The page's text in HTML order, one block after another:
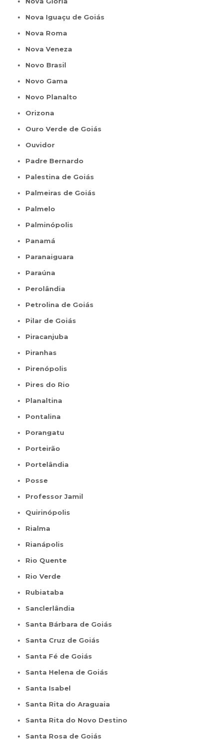
Nova Iguaçu de Goiás
Nova Roma
Nova Veneza
Novo Brasil
Novo Gama
Novo Planalto
Orizona
Ouro Verde de Goiás
Ouvidor
Padre Bernardo
Palestina de Goiás
Palmeiras de Goiás
Palmelo
Palminópolis
Panamá
Paranaiguara
Paraúna
Perolândia
Petrolina de Goiás
Pilar de Goiás
Piracanjuba
Piranhas
Pirenópolis
Pires do Rio
Planaltina
Pontalina
Porangatu
Porteirão
Portelândia
Posse
Professor Jamil
Quirinópolis
Rialma
Rianápolis
Rio Quente
Rio Verde
Rubiataba
Sanclerlândia
Santa Bárbara de Goiás
Santa Cruz de Goiás
Santa Fé de Goiás
Santa Helena de Goiás
Santa Isabel
Santa Rita do Araguaia
Santa Rita do Novo Destino
Santa Rosa de Goiás